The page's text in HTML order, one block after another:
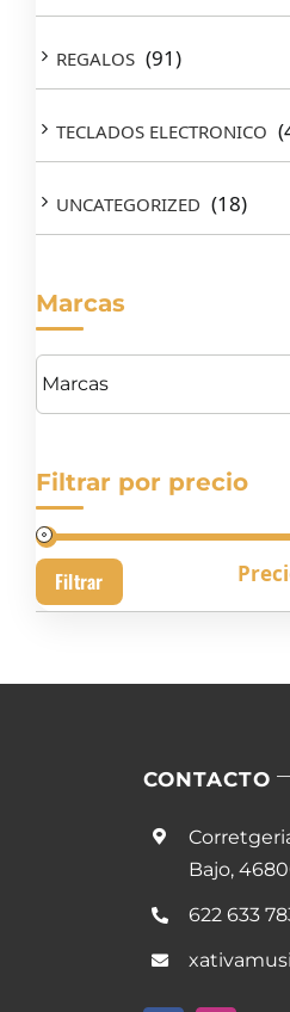
REGALOS (91)
TECLADOS ELECTRONICO
UNCATEGORIZED (18)
Marcas
Filtrar por precio
Filtrar
CONTACTO
Bajo,
622 633